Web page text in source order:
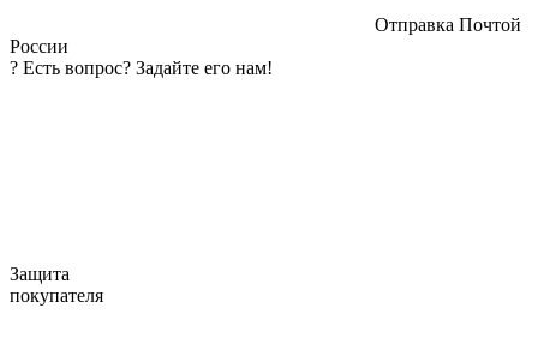
Отправка Почтой
России
? Есть вопрос? Задайте его нам!
Защита
покупателя